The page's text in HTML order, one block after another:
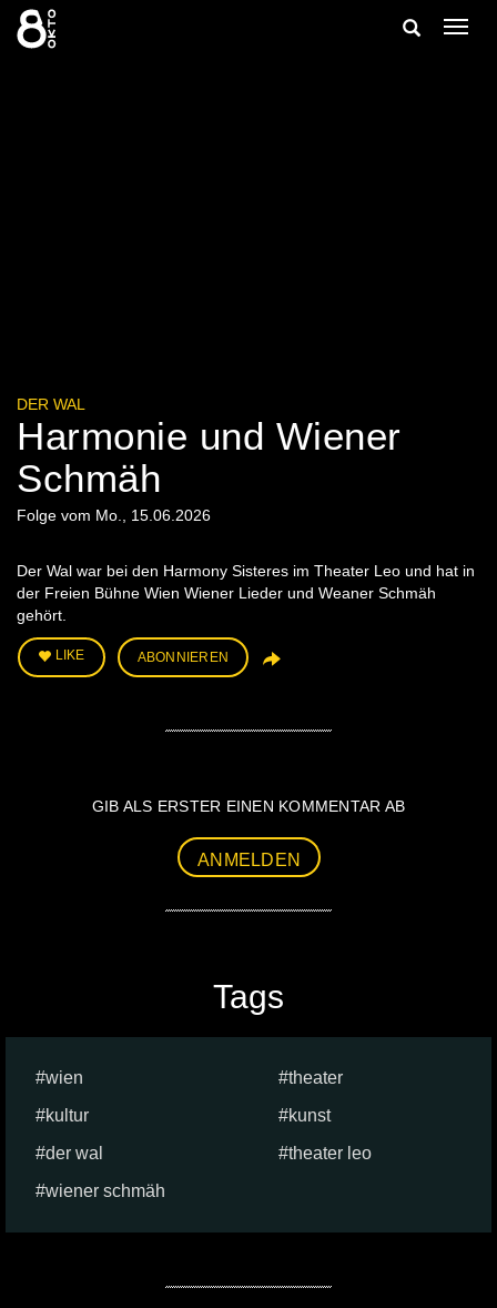
Zum
Inhalt
springen
Suche
DER WAL
Harmonie und Wiener
Schmäh
Folge vom Mo., 15.06.2026
Der Wal war bei den Harmony Sisteres im Theater Leo und hat in
der Freien Bühne Wien Wiener Lieder und Weaner Schmäh
gehört.
LIKE ABONNIEREN
GIB ALS ERSTER EINEN KOMMENTAR AB
ANMELDEN
Tags
wien
theater
kultur
kunst
der wal
theater leo
wiener schmäh